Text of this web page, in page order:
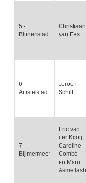
5 -
Binnenstad
Christiaan
van Ees
6 -
Amstelstad
Jeroen
Schilt
7 -
Bijlmermeer
Eric van
der Kooij,
Caroline
Combé
en Maru
Asmellash